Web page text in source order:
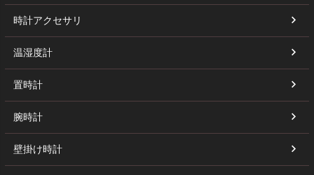
時計アクセサリ
温湿度計
置時計
腕時計
壁掛け時計